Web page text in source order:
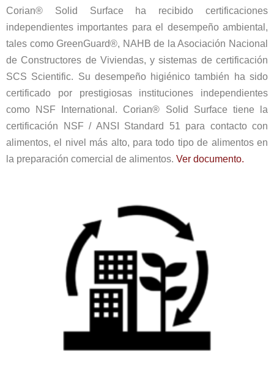
Corian® Solid Surface ha recibido certificaciones
independientes importantes para el desempeño ambiental,
tales como GreenGuard®, NAHB de la Asociación Nacional
de Constructores de Viviendas, y sistemas de certificación
SCS Scientific. Su desempeño higiénico también ha sido
certificado por prestigiosas instituciones independientes
como NSF International. Corian® Solid Surface tiene la
certificación NSF / ANSI Standard 51 para contacto con
alimentos, el nivel más alto, para todo tipo de alimentos en
la preparación comercial de alimentos. Ver documento.